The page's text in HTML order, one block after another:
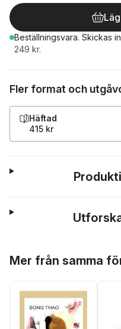
Beställningsvara. Skickas
249 kr.
Fler format och
Häftad
415 kr
Mer från samma